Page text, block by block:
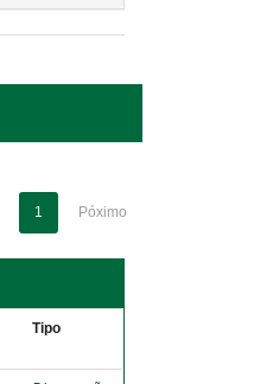
1 Póximo
Tipo